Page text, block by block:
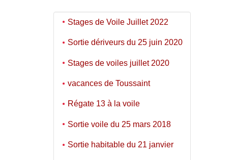
Stages de Voile Juillet 2022
Sortie dériveurs du 25 juin 2020
Stages de voiles juillet 2020
vacances de Toussaint
Régate 13 à la voile
Sortie voile du 25 mars 2018
Sortie habitable du 21 janvier